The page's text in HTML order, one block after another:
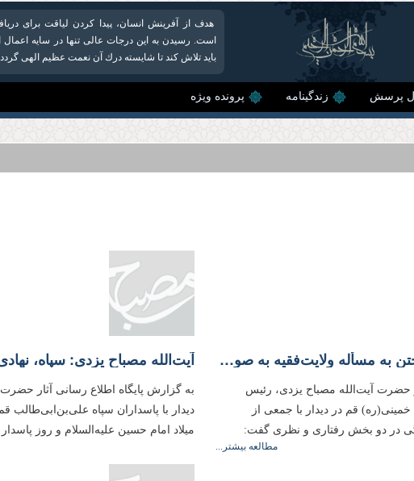
هدف از آفرینش انسان، پیدا کردن لیاقت برای
است. رسیدن به این درجات عالی تنها در سایه اعمال
باید تلاش كند تا شایسته درك آن نعمت عظیم الهی
پرسش زندگینامه پرونده ویژه
آیت‌الله مصباح یزدی: پرداختن به مسأله ولایت‌فقیه به صورت عمیق و وسیع مهم‌ترین وظیفه ماست
حضرت آیت‌الله مصباح یزدی، رئیس
قم در دیدار با جمعی از
در دو بخش رفتاری و نظری گفت:
مطالعه بیشتر...
به گزارش پایگاه اطلاع رسانی آثار
میلاد امام حسین علیه‌السلام و روز پاسدار